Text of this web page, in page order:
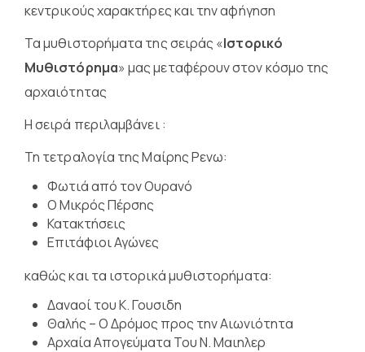
κεντρικούς χαρακτήρες και την αφήγηση
Τα μυθιστορήματα της σειράς «Ιστορικό
Μυθιστόρημα» μας μεταφέρουν στον κόσμο της
αρχαιότητας
Η σειρά περιλαμβάνει :
Τη τετραλογία της Μαίρης Ρενω:
Φωτιά από τον Ουρανό
Ο Μικρός Πέρσης
Κατακτήσεις
Επιτάφιοι Αγώνες
καθώς και τα ιστορικά μυθιστορήματα:
Δαναοί του Κ. Γουσιδη
Θαλής – Ο Δρόμος προς την Αιωνιότητα
Αρχαία Απογεύματα Του Ν. Μαιηλερ